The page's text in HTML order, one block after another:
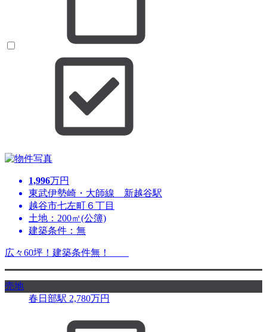
1,996万円
東武伊勢崎・大師線 新越谷駅
越谷市七左町６丁目
土地：200㎡(公簿)
建築条件：無
広々60坪！建築条件無！
売地
春日部駅 2,780万円